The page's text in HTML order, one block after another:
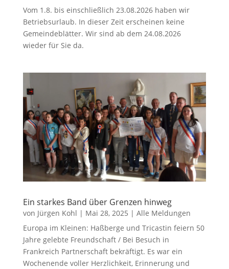
Vom 1.8. bis einschließlich 23.08.2026 haben wir
Betriebsurlaub. In dieser Zeit erscheinen keine
Gemeindeblätter. Wir sind ab dem 24.08.2026
wieder für Sie da.
Ein starkes Band über Grenzen hinweg
von Jürgen Kohl | Mai 28, 2025 | Alle Meldungen
Europa im Kleinen: Haßberge und Tricastin feiern 50
Jahre gelebte Freundschaft / Bei Besuch in
Frankreich Partnerschaft bekräftigt. Es war ein
Wochenende voller Herzlichkeit, Erinnerung und